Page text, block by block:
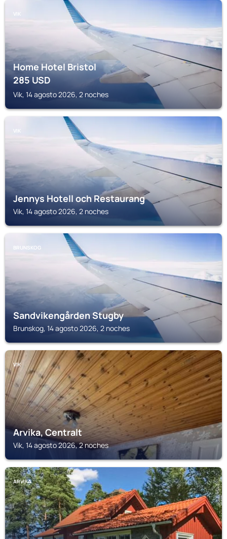
VIK
Home Hotel Bristol
285USD
Vik, 14 agosto 2026, 2 noches
VIK
Jennys Hotell och Restaurang
Vik, 14 agosto 2026, 2 noches
BRUNSKOG
Sandvikengården Stugby
Brunskog, 14 agosto 2026, 2 noches
VIK
Arvika, Centralt
Vik, 14 agosto 2026, 2 noches
ARVIKA